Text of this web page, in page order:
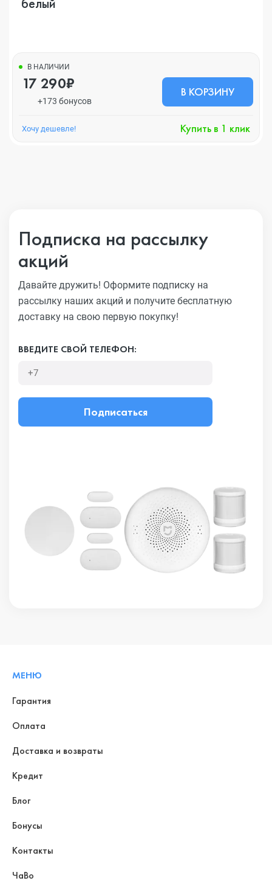
В НАЛИЧИИ
17 290₽
+173 бонусов
В КОРЗИНУ
Хочу дешевле! Купить в 1 клик
Подписка на рассылку
акций
Давайте дружить! Оформите подписку на
рассылку наших акций и получите бесплатную
доставку на свою первую покупку!
ВВЕДИТЕ СВОЙ ТЕЛЕФОН:
Подписаться
МЕНЮ
Гарантия
Оплата
Доставка и возвраты
Кредит
Блог
Бонусы
Контакты
ЧаВо